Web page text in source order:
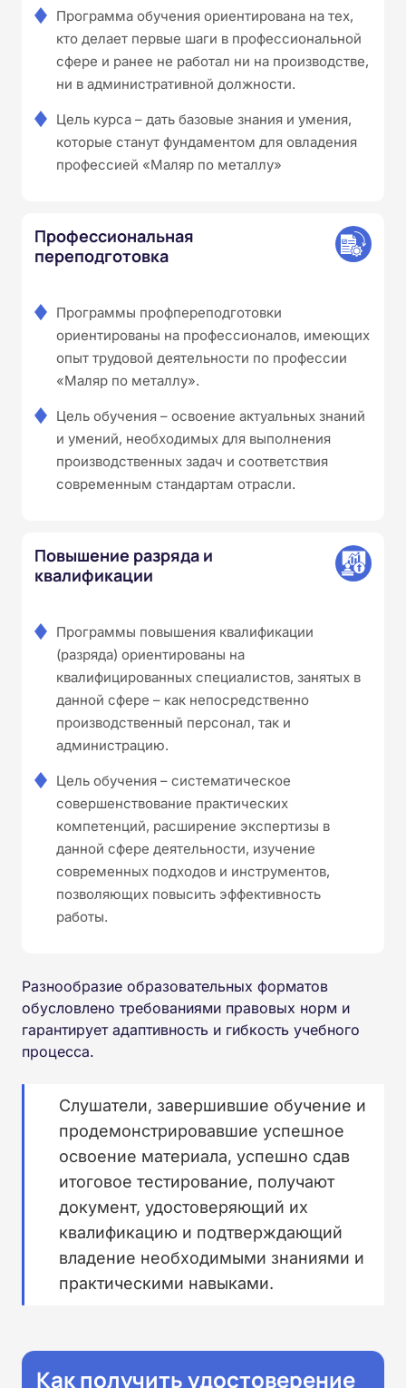
Программа обучения ориентирована на тех,
кто делает первые шаги в профессиональной
сфере и ранее не работал ни на производстве,
ни в административной должности.
Цель курса – дать базовые знания и умения,
которые станут фундаментом для овладения
профессией «Маляр по металлу»
Профессиональная
переподготовка
Программы профпереподготовки
ориентированы на профессионалов, имеющих
опыт трудовой деятельности по профессии
«Маляр по металлу».
Цель обучения – освоение актуальных знаний
и умений, необходимых для выполнения
производственных задач и соответствия
современным стандартам отрасли.
Повышение разряда и
квалификации
Программы повышения квалификации
(разряда) ориентированы на
квалифицированных специалистов, занятых в
данной сфере – как непосредственно
производственный персонал, так и
администрацию.
Цель обучения – систематическое
совершенствование практических
компетенций, расширение экспертизы в
данной сфере деятельности, изучение
современных подходов и инструментов,
позволяющих повысить эффективность
работы.
Разнообразие образовательных форматов
обусловлено требованиями правовых норм и
гарантирует адаптивность и гибкость учебного
процесса.
Слушатели, завершившие обучение и
продемонстрировавшие успешное
освоение материала, успешно сдав
итоговое тестирование, получают
документ, удостоверяющий их
квалификацию и подтверждающий
владение необходимыми знаниями и
практическими навыками.
Как получить удостоверение